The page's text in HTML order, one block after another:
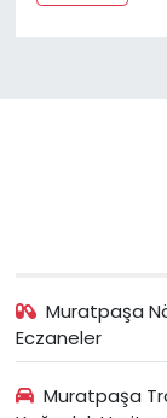
Muratpaşa
Eczaneler
Muratpaşa